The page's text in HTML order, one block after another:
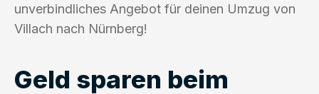
unverbindliches Angebot für deinen Umzug von
Villach nach Nürnberg!
Geld sparen beim